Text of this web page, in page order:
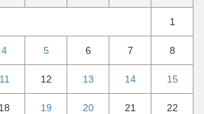
1
4 5 6 7 8
11 12 13 14 15
18 19 20 21 22